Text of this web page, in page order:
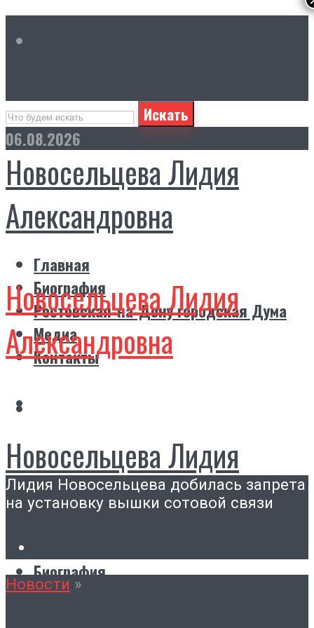
Искать
06.08.2026
Новосельцева Лидия
Александровна
Главная
Биография
Ростовская-на-Дону городская Дума
Медиа
Контакты
Новосельцева Лидия
Александровна
Новосельцева Лидия
Александровна
Биография
Ростовская-на-Дону городская Дума
Лидия Новосельцева добилась запрета
на установку вышки сотовой связи
Новости »